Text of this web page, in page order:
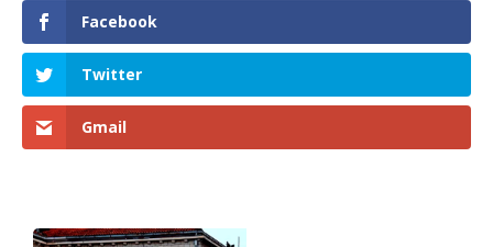
Facebook
Twitter
Gmail